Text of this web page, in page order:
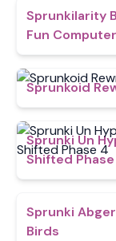
Sprunkilarity
Fun Computer
Sprunkoid
Sprunki Un
Shifted
Sprunki
Birds